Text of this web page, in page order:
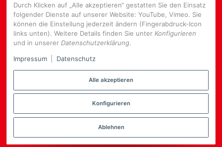
regelmäßig und jederzeit widerruflich Informationen zu Ihrem
Produktsortiment per E-Mail zu.
E-
Mail-
Adresse
NEWSLETTER
Alle Preise inkl. gesetzlicher USt., zzgl.
Durch Klicken auf „Alle akzeptieren“ gestatten Sie den Einsatz
folgender Dienste auf unserer Website: YouTube, Vimeo. Sie
können die Einstellung jederzeit ändern (Fingerabdruck-Icon
links unten). Weitere Details finden Sie unter Konfigurieren
und in unserer Datenschutzerklärung.
Impressum
Datenschutz
Alle akzeptieren
Konfigurieren
Ablehnen